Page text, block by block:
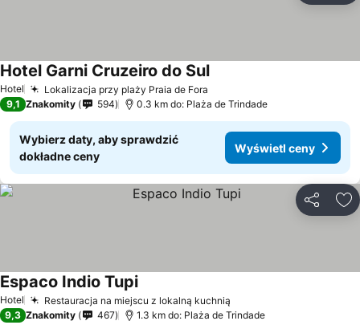
Hotel Lokalizacja przy plaży Praia de Fora
Hotel Garni Cruzeiro do SulWyświetl ceny
9,1 Znakomity 594 0.3 km do: Plaża de Trindade
Wybierz daty, aby sprawdzić
dokładne ceny
Wyświetl ceny
Hotel Restauracja na miejscu z lokalną kuchnią
Espaco Indio TupiWyświetl ceny
9,3 Znakomity 467 1.3 km do: Plaża de Trindade